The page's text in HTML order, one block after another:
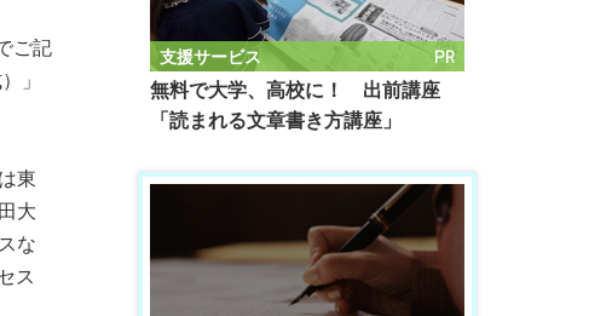
ご記
」
東
大
な
ス
支援サービス
PR
無料で大学、高校に！ 出前講座
「読まれる文章書き方講座」